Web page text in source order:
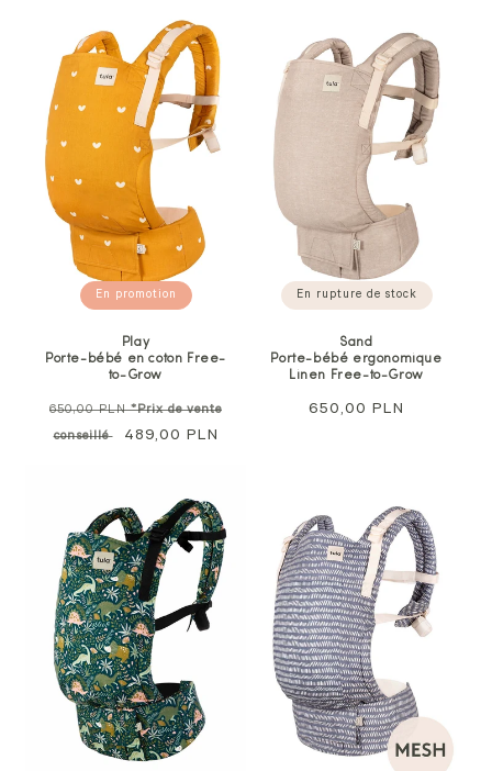
En promotion
Play
Porte-bébé en coton Free-
to-Grow
Prix
normal
650,00 PLN*Prix de vente
conseillé
Prix
489,00 PLN
En rupture de stock
Sand
Porte-bébé ergonomique
Linen Free-to-Grow
Prix
650,00 PLN